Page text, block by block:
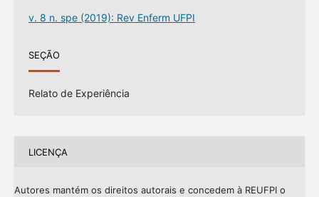
v. 8 n. spe (2019): Rev Enferm UFPI
SEÇÃO
Relato de Experiência
LICENÇA
Autores mantém os direitos autorais e concedem à REUFPI o